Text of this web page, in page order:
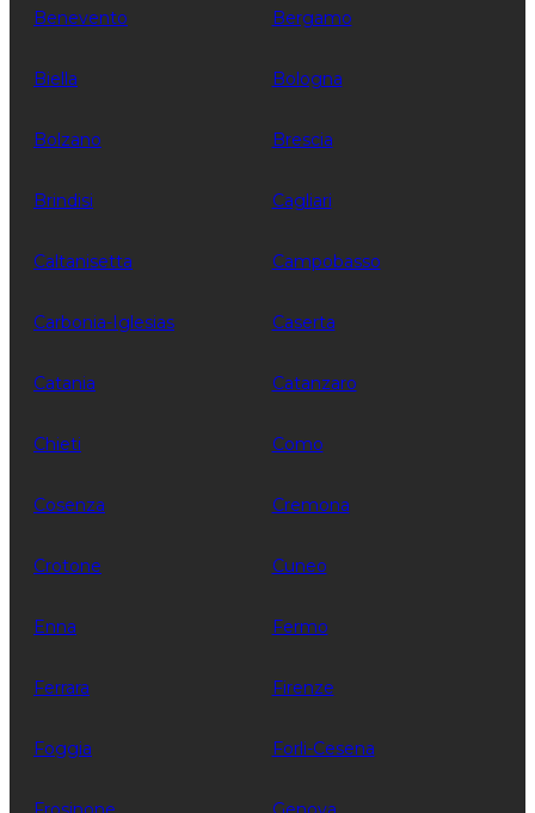
Benevento Bergamo
Biella Bologna
Bolzano Brescia
Brindisi Cagliari
Caltanisetta Campobasso
Carbonia-Iglesias Caserta
Catania Catanzaro
Chieti Como
Cosenza Cremona
Crotone Cuneo
Enna Fermo
Ferrara Firenze
Foggia Forli-Cesena